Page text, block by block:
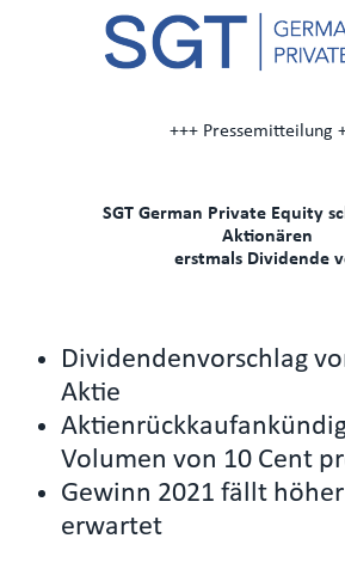
+++ Pressemitteilung
SGT German Private Equity
Aktionären
erstmals Dividende
Dividendenvorschlag
Aktie
Volumen von 10 Cent
Gewinn 2021 fällt
erwartet